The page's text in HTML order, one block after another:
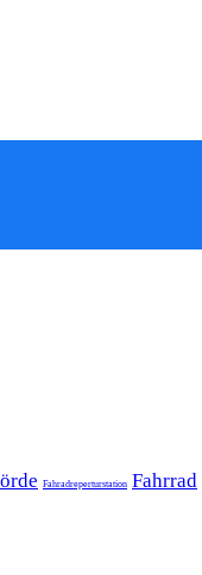
Fahradreperturstation Fahrrad